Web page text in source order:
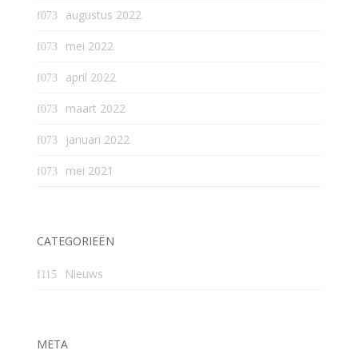
augustus 2022
mei 2022
april 2022
maart 2022
januari 2022
mei 2021
CATEGORIEËN
Nieuws
META